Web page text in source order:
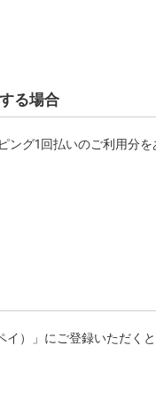
る場合
ング1回払いのご利用分
）」にご登録いただく